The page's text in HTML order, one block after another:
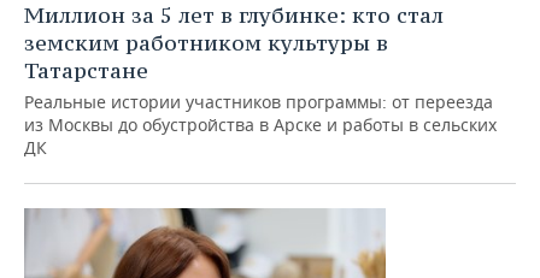
Миллион за 5 лет в глубинке: кто стал
земским работником культуры в
Татарстане
Реальные истории участников программы: от переезда
из Москвы до обустройства в Арске и работы в сельских
ДК